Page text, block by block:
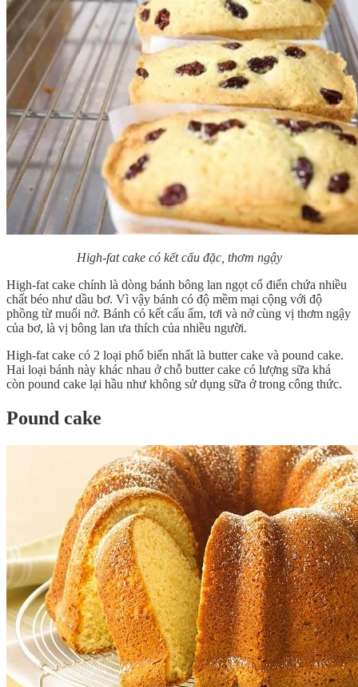
High-fat cake có kết cấu đặc, thơm ngậy
High-fat cake chính là dòng bánh bông lan ngọt cổ điển chứa nhiều
chất béo như dầu bơ. Vì vậy bánh có độ mềm mại cộng với độ
phồng từ muối nở. Bánh có kết cấu ẩm, tơi và nở cùng vị thơm ngậy
của bơ, là vị bông lan ưa thích của nhiều người.
High-fat cake có 2 loại phổ biến nhất là butter cake và pound cake.
Hai loại bánh này khác nhau ở chỗ butter cake có lượng sữa khá
còn pound cake lại hầu như không sử dụng sữa ở trong công thức.
Pound cake